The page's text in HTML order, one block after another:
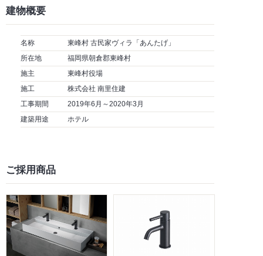
建物概要
名称
東峰村 古民家ヴィラ「あんたげ」
所在地
福岡県朝倉郡東峰村
施主
東峰村役場
施工
株式会社 南里住建
工事期間
2019年6月～2020年3月
建築用途
ホテル
ご採用商品